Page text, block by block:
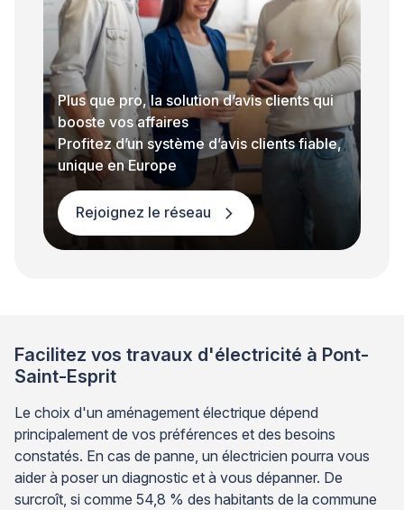
Plus que pro, la solution d’avis clients qui
booste vos affaires
Profitez d’un système d’avis clients fiable,
unique en Europe
Rejoignez le réseau
Facilitez vos travaux d'électricité à Pont-
Saint-Esprit
Le choix d'un aménagement électrique dépend
principalement de vos préférences et des besoins
constatés. En cas de panne, un électricien pourra vous
aider à poser un diagnostic et à vous dépanner. De
surcroît, si comme 54,8 % des habitants de la commune